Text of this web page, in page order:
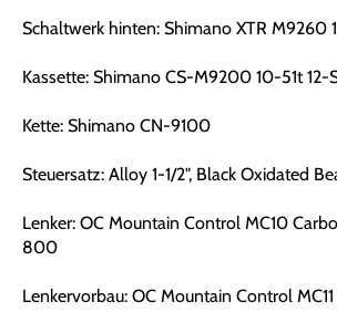
Schaltwerk hinten: Shimano XTR M9260
Kassette: Shimano CS-M9200 10-51t 12-
Kette: Shimano CN-9100
Steuersatz: Alloy 1-1/2", Black Oxidated
Lenker: OC Mountain Control MC10
800
Lenkervorbau: OC Mountain Control